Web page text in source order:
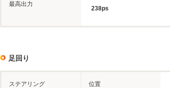
最高出力
238ps
足回り
ステアリング 位置